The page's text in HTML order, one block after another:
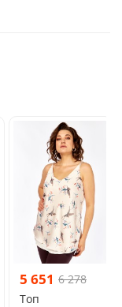
5 651 6 278
Топ